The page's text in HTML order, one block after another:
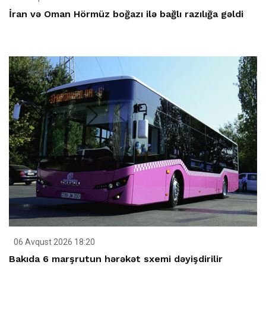
İran və Oman Hörmüz boğazı ilə bağlı razılığa gəldi
06 Avqust 2026 18:20
Bakıda 6 marşrutun hərəkət sxemi dəyişdirilir